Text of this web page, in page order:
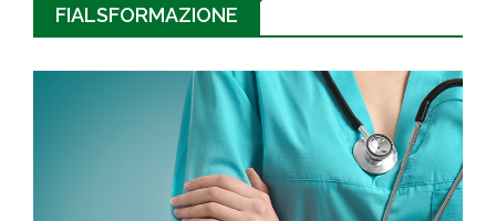
FIALSFORMAZIONE